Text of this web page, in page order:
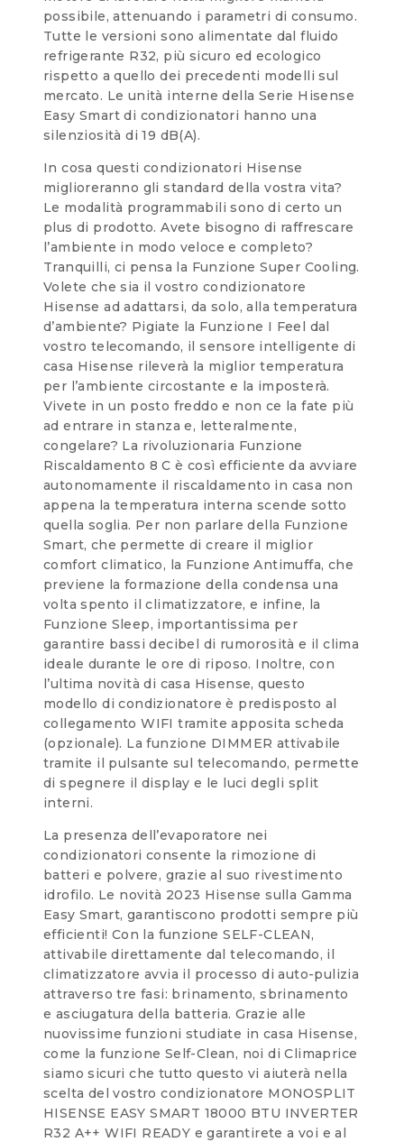
possibile, attenuando i parametri di consumo.
Tutte le versioni sono alimentate dal fluido
refrigerante R32, più sicuro ed ecologico
rispetto a quello dei precedenti modelli sul
mercato. Le unità interne della Serie Hisense
Easy Smart di condizionatori hanno una
silenziosità di 19 dB(A).
In cosa questi condizionatori Hisense
miglioreranno gli standard della vostra vita?
Le modalità programmabili sono di certo un
plus di prodotto. Avete bisogno di raffrescare
l’ambiente in modo veloce e completo?
Tranquilli, ci pensa la Funzione Super Cooling.
Volete che sia il vostro condizionatore
Hisense ad adattarsi, da solo, alla temperatura
d’ambiente? Pigiate la Funzione I Feel dal
vostro telecomando, il sensore intelligente di
casa Hisense rileverà la miglior temperatura
per l’ambiente circostante e la imposterà.
Vivete in un posto freddo e non ce la fate più
ad entrare in stanza e, letteralmente,
congelare? La rivoluzionaria Funzione
Riscaldamento 8 C è così efficiente da avviare
autonomamente il riscaldamento in casa non
appena la temperatura interna scende sotto
quella soglia. Per non parlare della Funzione
Smart, che permette di creare il miglior
comfort climatico, la Funzione Antimuffa, che
previene la formazione della condensa una
volta spento il climatizzatore, e infine, la
Funzione Sleep, importantissima per
garantire bassi decibel di rumorosità e il clima
ideale durante le ore di riposo. Inoltre, con
l’ultima novità di casa Hisense, questo
modello di condizionatore è predisposto al
collegamento WIFI tramite apposita scheda
(opzionale). La funzione DIMMER attivabile
tramite il pulsante sul telecomando, permette
di spegnere il display e le luci degli split
interni.
La presenza dell’evaporatore nei
condizionatori consente la rimozione di
batteri e polvere, grazie al suo rivestimento
idrofilo. Le novità 2023 Hisense sulla Gamma
Easy Smart, garantiscono prodotti sempre più
efficienti! Con la funzione SELF-CLEAN,
attivabile direttamente dal telecomando, il
climatizzatore avvia il processo di auto-pulizia
attraverso tre fasi: brinamento, sbrinamento
e asciugatura della batteria. Grazie alle
nuovissime funzioni studiate in casa Hisense,
come la funzione Self-Clean, noi di Climaprice
siamo sicuri che tutto questo vi aiuterà nella
scelta del vostro condizionatore MONOSPLIT
HISENSE EASY SMART 18000 BTU INVERTER
R32 A++ WIFI READY e garantirete a voi e al